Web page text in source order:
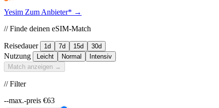
Yesim Zum Anbieter* →
// Finde deinen eSIM-Match
Reisedauer 1d 7d 15d 30d
Nutzung Leicht Normal
Intensiv
Match anzeigen →
// Filter
--max.-preis €63